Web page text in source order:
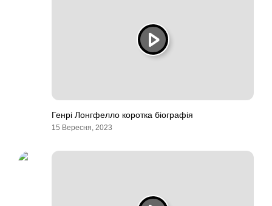
Генрі Лонгфелло коротка біографія
15 Вересня, 2023